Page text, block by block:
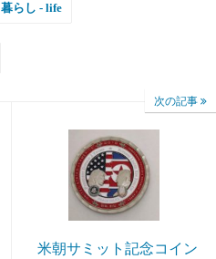
暮らし - life
次の記事
米朝サミット記念コイン